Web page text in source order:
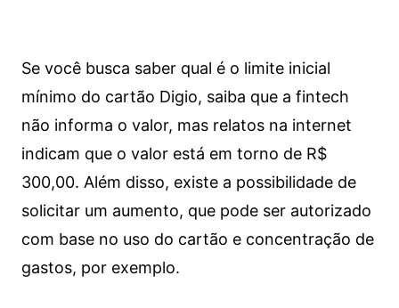
Se você busca saber qual é o limite inicial
mínimo do cartão Digio, saiba que a fintech
não informa o valor, mas relatos na internet
indicam que o valor está em torno de R$
300,00. Além disso, existe a possibilidade de
solicitar um aumento, que pode ser autorizado
com base no uso do cartão e concentração de
gastos, por exemplo.